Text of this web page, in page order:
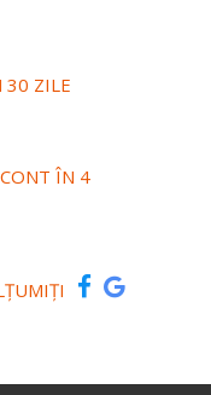
30 ZILE
ÎN 4